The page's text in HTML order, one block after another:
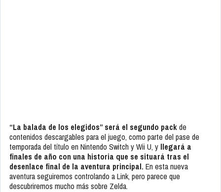
“La balada de los elegidos” será el segundo packde
contenidos descargables para el juego, como parte del pase de
temporada del título en Nintendo Switch y Wii U, y llegará a
finales de año con una historia que se situará tras el
desenlace final de la aventura principal. En esta nueva
aventura seguiremos controlando a Link, pero parece que
descubriremos mucho más sobre Zelda.